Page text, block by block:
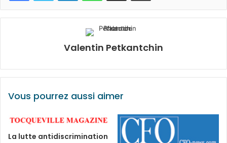
Valentin Petkantchin
Vous pourrez aussi aimer
La lutte antidiscrimination